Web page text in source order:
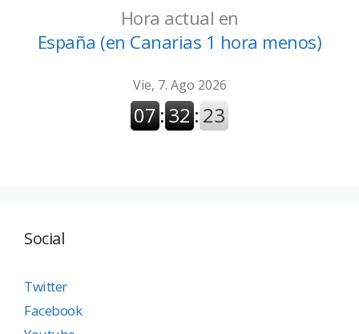
Hora actual en
España (en Canarias 1 hora menos)
Social
Twitter
Facebook